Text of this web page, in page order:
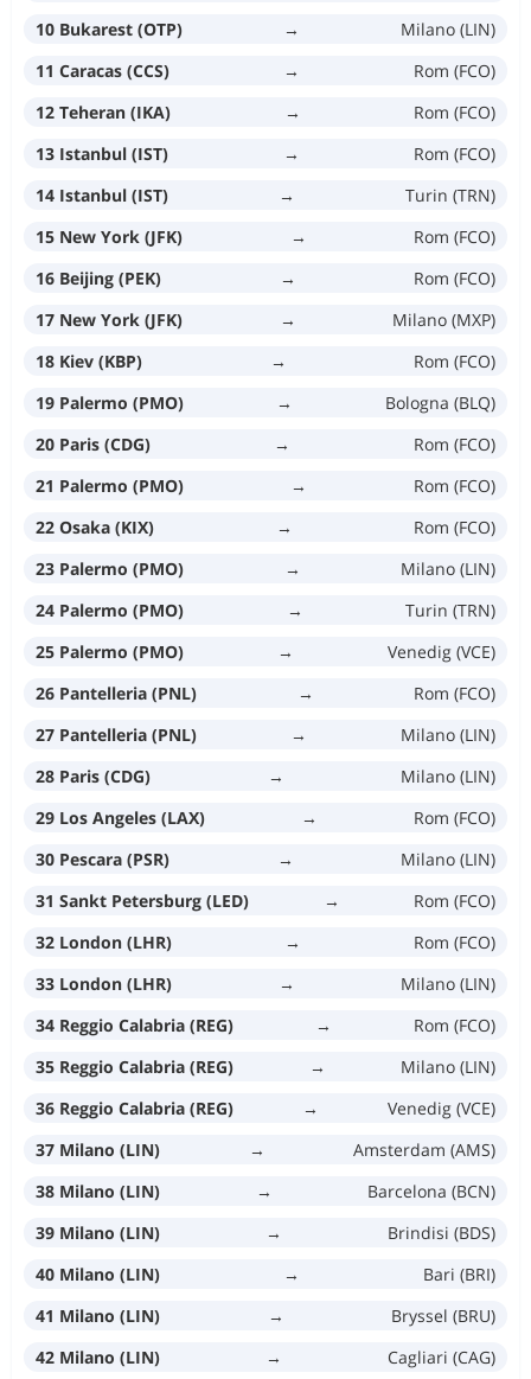
10 Bukarest (OTP)
→
Milano (LIN)
11 Caracas (CCS)
→
Rom (FCO)
12 Teheran (IKA)
→
Rom (FCO)
13 Istanbul (IST)
→
Rom (FCO)
14 Istanbul (IST)
→
Turin (TRN)
15 New York (JFK)
→
Rom (FCO)
16 Beijing (PEK)
→
Rom (FCO)
17 New York (JFK)
→
Milano (MXP)
18 Kiev (KBP)
→
Rom (FCO)
19 Palermo (PMO)
→
Bologna (BLQ)
20 Paris (CDG)
→
Rom (FCO)
21 Palermo (PMO)
→
Rom (FCO)
22 Osaka (KIX)
→
Rom (FCO)
23 Palermo (PMO)
→
Milano (LIN)
24 Palermo (PMO)
→
Turin (TRN)
25 Palermo (PMO)
→
Venedig (VCE)
26 Pantelleria (PNL)
→
Rom (FCO)
27 Pantelleria (PNL)
→
Milano (LIN)
28 Paris (CDG)
→
Milano (LIN)
29 Los Angeles (LAX)
→
Rom (FCO)
30 Pescara (PSR)
→
Milano (LIN)
31 Sankt Petersburg (LED)
→
Rom (FCO)
32 London (LHR)
→
Rom (FCO)
33 London (LHR)
→
Milano (LIN)
34 Reggio Calabria (REG)
→
Rom (FCO)
35 Reggio Calabria (REG)
→
Milano (LIN)
36 Reggio Calabria (REG)
→
Venedig (VCE)
37 Milano (LIN)
→
Amsterdam (AMS)
38 Milano (LIN)
→
Barcelona (BCN)
39 Milano (LIN)
→
Brindisi (BDS)
40 Milano (LIN)
→
Bari (BRI)
41 Milano (LIN)
→
Bryssel (BRU)
42 Milano (LIN)
→ Cagliari (CAG)